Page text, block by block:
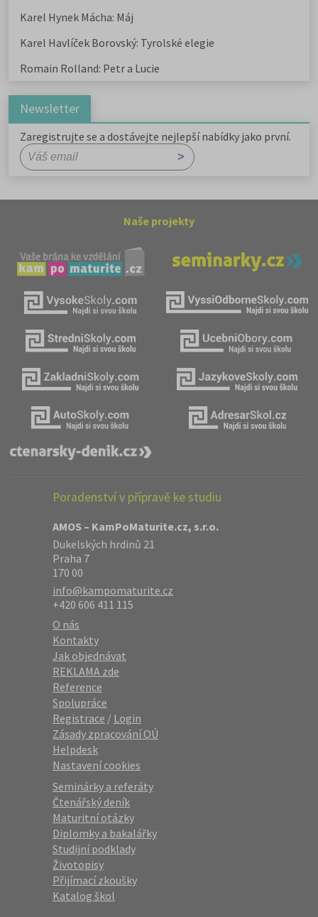
Karel Hynek Mácha: Máj
Karel Havlíček Borovský: Tyrolské elegie
Romain Rolland: Petr a Lucie
Newsletter
Zaregistrujte se a dostávejte nejlepší nabídky jako první.
Naše projekty
Poradenství v přípravě ke studiu
AMOS – KamPoMaturite.cz, s.r.o.
Dukelských hrdinů 21
Praha 7
170 00
info@kampomaturite.cz
+420 606 411 115
O nás
Kontakty
Jak objednávat
REKLAMA zde
Reference
Spolupráce
Registrace / Login
Zásady zpracování OÚ
Helpdesk
Nastavení cookies
Seminárky a referáty
Čtenářský deník
Maturitní otázky
Diplomky a bakalářky
Studijní podklady
Životopisy
Přijímací zkoušky
Katalog škol